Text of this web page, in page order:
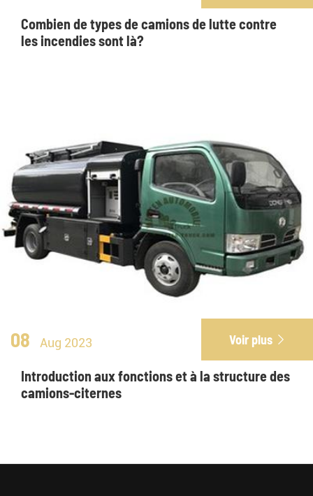
Combien de types de camions de lutte contre
les incendies sont là?
08 Aug 2023 Voir plus 
Introduction aux fonctions et à la structure des
camions-citernes